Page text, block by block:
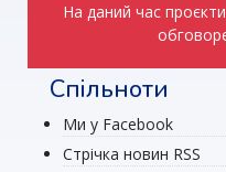
На даний час
Спільноти
Ми у Facebook
Стрічка новин RSS